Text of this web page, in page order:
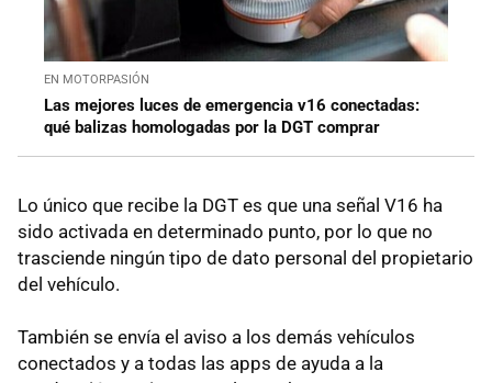
EN MOTORPASIÓN
Las mejores luces de emergencia v16 conectadas:
qué balizas homologadas por la DGT comprar
Lo único que recibe la DGT es que una señal V16 ha
sido activada en determinado punto, por lo que no
trasciende ningún tipo de dato personal del propietario
del vehículo.
También se envía el aviso a los demás vehículos
conectados y a todas las apps de ayuda a la